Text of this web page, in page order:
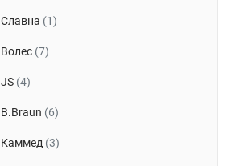
Славна (1)
Волес (7)
JS (4)
B.Braun (6)
Каммед (3)